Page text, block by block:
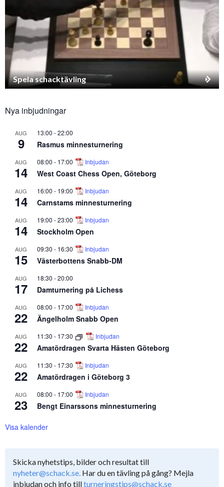
Spela schacktävling
Nya inbjudningar
AUG
9
13:00 -22:00
Rasmus minnesturnering
AUG
14
08:00 - 17:00 Inbjudan
West Coast Chess Open, Göteborg
AUG
14
16:00 - 19:00 Inbjudan
Carnstams minnesturnering
AUG
14
19:00 -23:00 Inbjudan
Stockholm Open
AUG
15
09:30 - 16:30 Inbjudan
Västerbottens Snabb-DM
AUG
17
18:30 -20:00
Damturnering på Lichess
AUG
22
08:00 - 17:00 Inbjudan
Ängelholm Snabb Open
AUG
22
11:30 - 17:30 Inbjudan
Amatördragen Svarta Hästen Göteborg
AUG
22
11:30 - 17:30 Inbjudan
Amatördragen i Göteborg 3
AUG
23
08:00 - 17:00 Inbjudan
Bengt Einarssons minnesturnering
Visa kalender
Skicka nyhetstips, bilder och resultat till
nyheter@schack.se. Har du en tävling på gång? Mejla
inbjudan och info tillturneringstips@schack.se